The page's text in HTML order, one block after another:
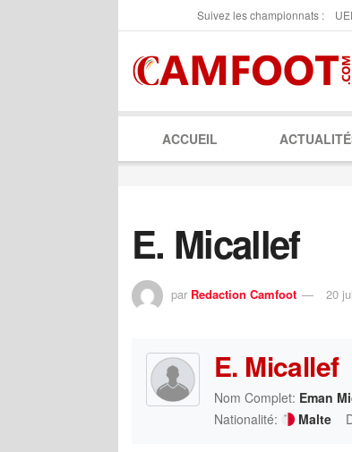
Suivez les championnats :
ACCUEIL
E. Micallef
par Redaction Camfoot 20
E. Micallef
Nom Complet: Eman
Nationalité:
Malte